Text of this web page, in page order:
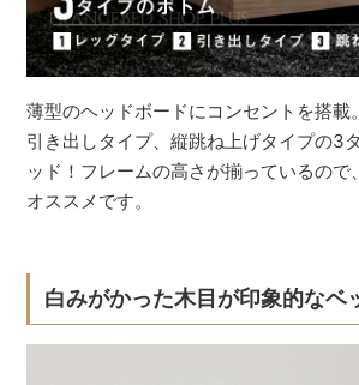
薄型のヘッドボードにコンセントを搭載
引き出しタイプ、縦跳ね上げタイプの3
ッド！フレームの高さが揃っているので
オススメです。
白みがかった木目が印象的なベ